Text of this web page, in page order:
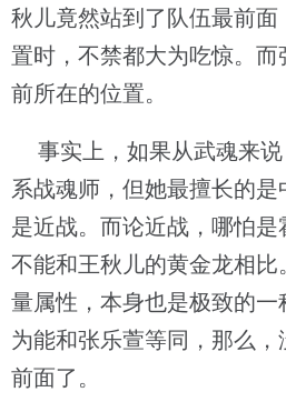
秋儿竟然站到了队伍最前
置时，不禁都大为吃惊。
前所在的位置。
事实上，如果从武魂来说
系战魂师，但她最擅长的
是近战。而论近战，哪怕
不能和王秋儿的黄金龙相比
量属性，本身也是极致的
为能和张乐萱等同，那么
前面了。